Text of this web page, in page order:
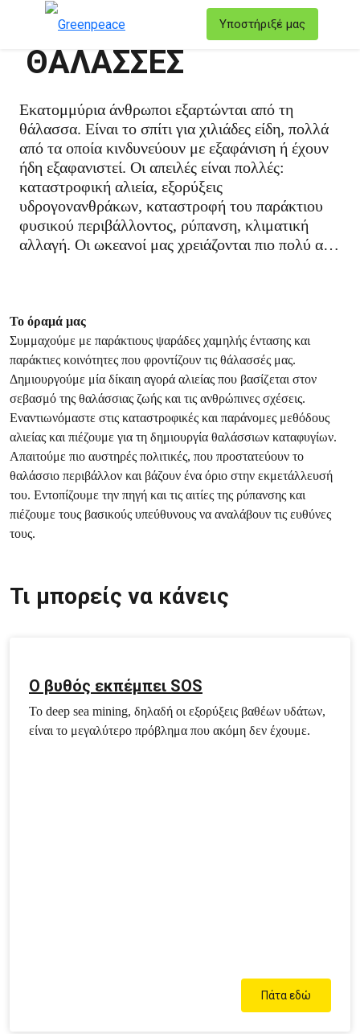
Υποστήριξέ μας
ΘΑΛΑΣΣΕΣ
Εκατομμύρια άνθρωποι εξαρτώνται από τη
θάλασσα. Είναι το σπίτι για χιλιάδες είδη, πολλά
από τα οποία κινδυνεύουν με εξαφάνιση ή έχουν
ήδη εξαφανιστεί. Οι απειλές είναι πολλές:
καταστροφική αλιεία, εξορύξεις
υδρογονανθράκων, καταστροφή του παράκτιου
φυσικού περιβάλλοντος, ρύπανση, κλιματική
αλλαγή. Οι ωκεανοί μας χρειάζονται πιο πολύ από
Το όραμά μας
Συμμαχούμε με παράκτιους ψαράδες χαμηλής έντασης και
παράκτιες κοινότητες που φροντίζουν τις θάλασσές μας.
Δημιουργούμε μία δίκαιη αγορά αλιείας που βασίζεται στον
σεβασμό της θαλάσσιας ζωής και τις ανθρώπινες σχέσεις.
Εναντιωνόμαστε στις καταστροφικές και παράνομες μεθόδους
αλιείας και πιέζουμε για τη δημιουργία θαλάσσιων καταφυγίων.
Απαιτούμε πιο αυστηρές πολιτικές, που προστατεύουν το
θαλάσσιο περιβάλλον και βάζουν ένα όριο στην εκμετάλλευσή
του. Εντοπίζουμε την πηγή και τις αιτίες της ρύπανσης και
πιέζουμε τους βασικούς υπεύθυνους να αναλάβουν τις ευθύνες
τους.
Τι μπορείς να κάνεις
Ο βυθός εκπέμπει SOS
To deep sea mining, δηλαδή οι εξορύξεις βαθέων υδάτων,
είναι το μεγαλύτερο πρόβλημα που ακόμη δεν έχουμε.
Πάτα εδώ